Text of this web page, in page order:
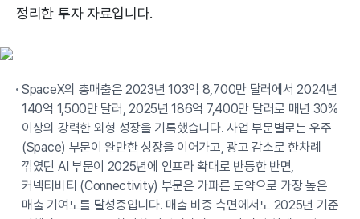
정리한 투자 자료입니다.
SpaceX의 총매출은 2023년 103억 8,700만 달러에서 2024년
140억 1,500만 달러, 2025년 186억 7,400만 달러로 매년 30%
이상의 강력한 외형 성장을 기록했습니다. 사업 부문별로는 우주
(Space) 부문이 완만한 성장을 이어가고, 광고 감소로 한차례
꺾였던 AI 부문이 2025년에 인프라 확대로 반등한 반면,
커넥티비티 (Connectivity) 부문은 가파른 도약으로 가장 높은
매출 기여도를 달성중입니다. 매출 비중 측면에서도 2025년 기준